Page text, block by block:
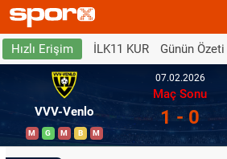
Hızlı Erişim İLK11 KUR Günün Özeti
VVV-Venlo
M G M B M
07.02.2026
Maç Sonu
1 - 0